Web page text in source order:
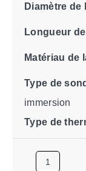
Diamètre de
Longueur
Matériau de
Type de
immersion
Type de